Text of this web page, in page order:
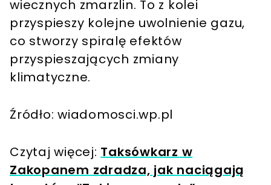
wiecznych zmarzlin. To z kolei
przyspieszy kolejne uwolnienie gazu,
co stworzy spiralę efektów
przyspieszających zmiany
klimatyczne.
Źródło: wiadomosci.wp.pl
Czytaj więcej: Taksówkarz w
Zakopanem zdradza, jak naciągają